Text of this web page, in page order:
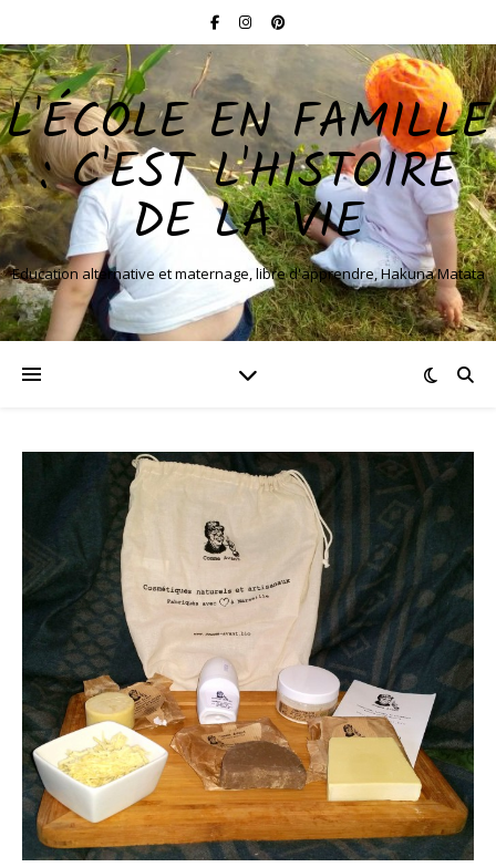
L'ÉCOLE EN FAMILLE
: C'EST L'HISTOIRE
DE LA VIE
Education alternative et maternage, libre d'apprendre, Hakuna Matata